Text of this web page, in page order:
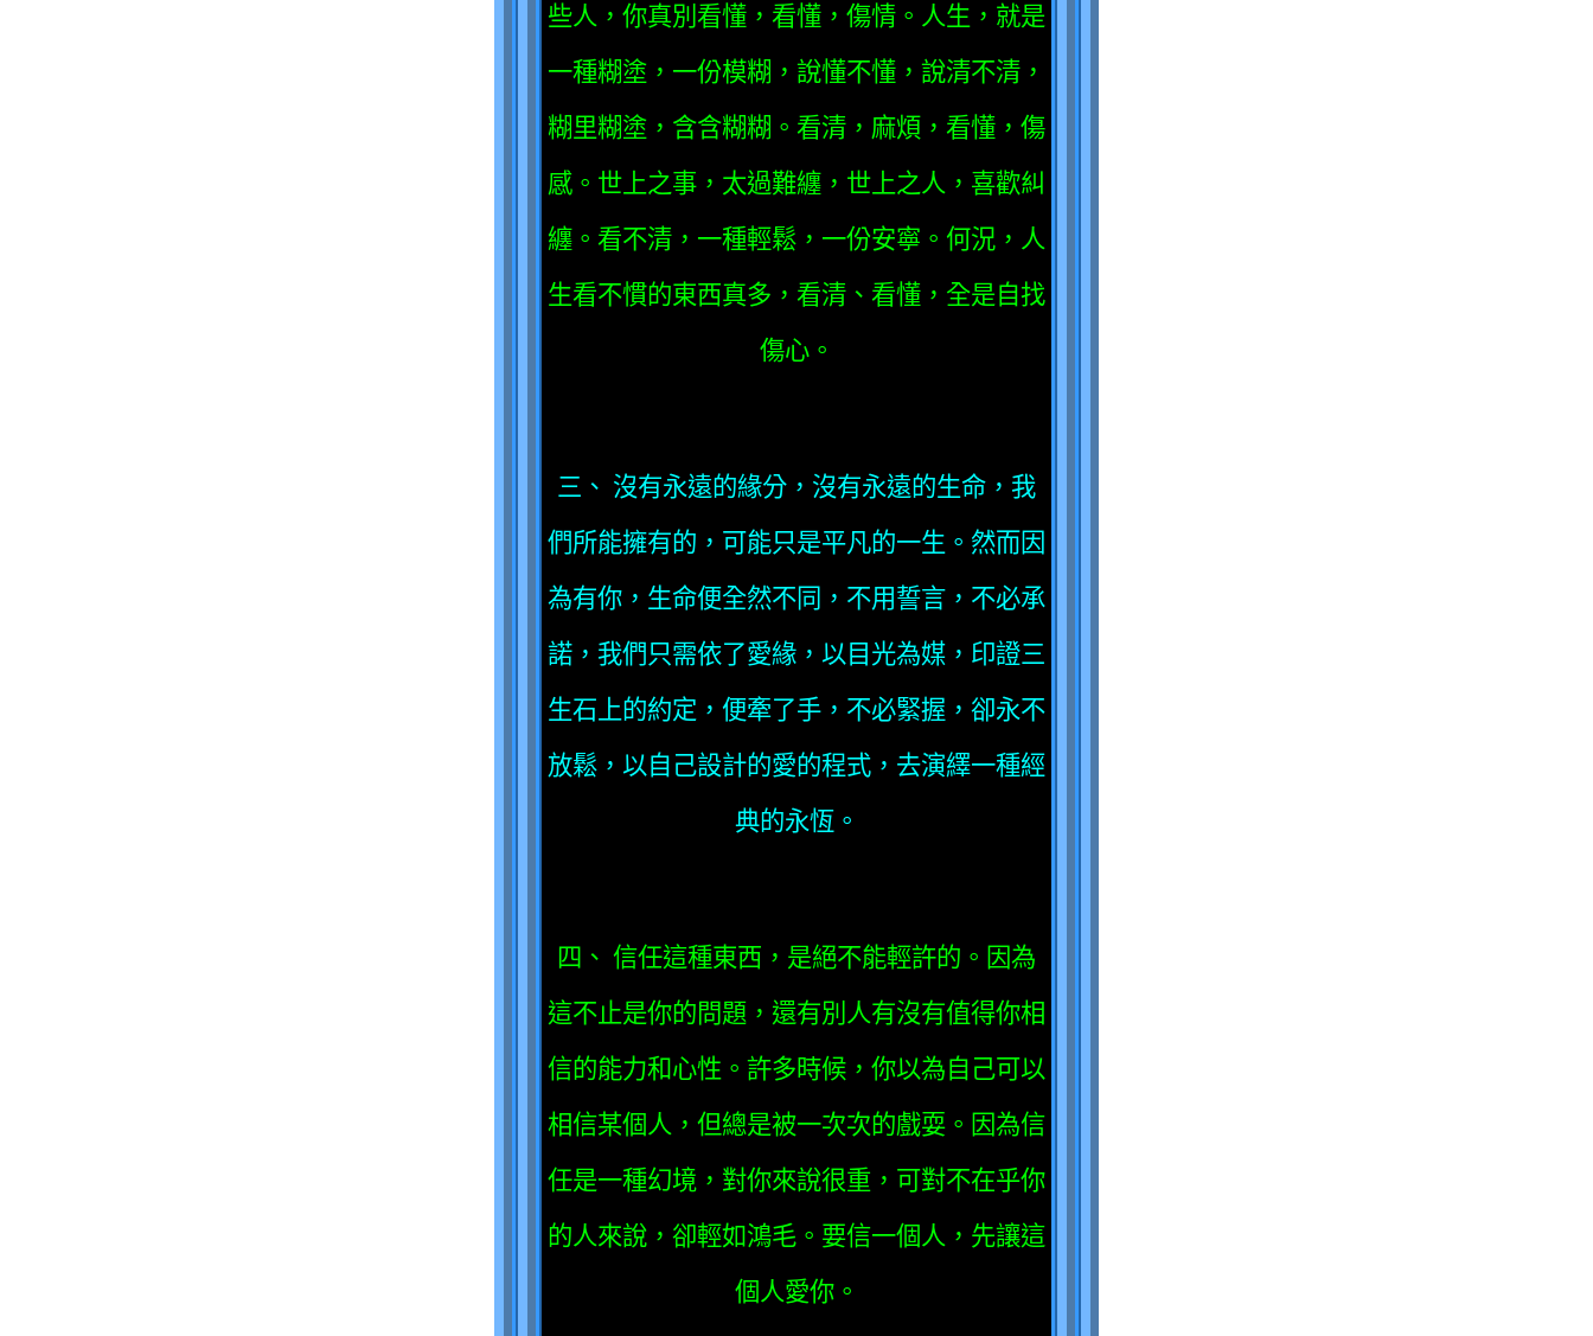
些人，你真別看懂，看懂，傷情。人生，就是
一種糊塗，一份模糊，說懂不懂，說清不清，
糊里糊塗，含含糊糊。看清，麻煩，看懂，傷
感。世上之事，太過難纏，世上之人，喜歡糾
纏。看不清，一種輕鬆，一份安寧。何況，人
生看不慣的東西真多，看清、看懂，全是自找
傷心。
三、 沒有永遠的緣分，沒有永遠的生命，我
們所能擁有的，可能只是平凡的一生。然而因
為有你，生命便全然不同，不用誓言，不必承
諾，我們只需依了愛緣，以目光為媒，印證三
生石上的約定，便牽了手，不必緊握，卻永不
放鬆，以自己設計的愛的程式，去演繹一種經
典的永恆。
四、 信任這種東西，是絕不能輕許的。因為
這不止是你的問題，還有別人有沒有值得你相
信的能力和心性。許多時候，你以為自己可以
相信某個人，但總是被一次次的戲耍。因為信
任是一種幻境，對你來說很重，可對不在乎你
的人來說，卻輕如鴻毛。要信一個人，先讓這
個人愛你。